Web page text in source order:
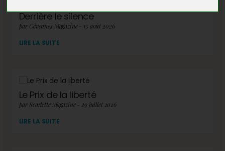
Derrière le silence
par Cévennes Magazine - 15 août 2026
LIRE LA SUITE
Le Prix de la liberté
par Scarlette Magazine - 29 juillet 2026
LIRE LA SUITE